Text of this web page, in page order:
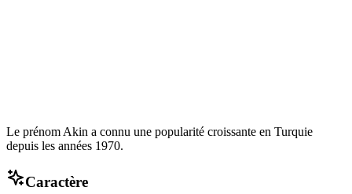
Le prénom Akin a connu une popularité croissante en Turquie
depuis les années 1970.
Caractère